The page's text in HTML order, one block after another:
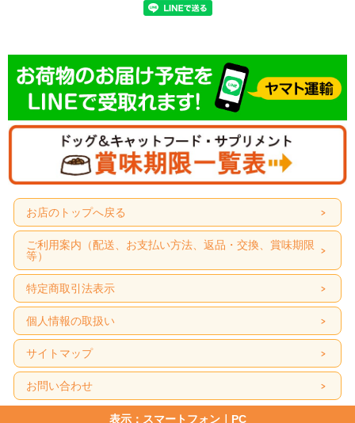
お店のトップへ戻る
ご利用案内（配送、お支払い方法、返品・交換、賞味期限
等）
特定商取引法表示
個人情報の取扱い
サイトマップ
お問い合わせ
表示：スマートフォン｜ PC